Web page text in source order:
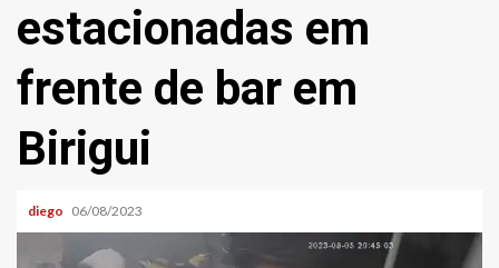
estacionadas em
frente de bar em
Birigui
diego 06/08/2023